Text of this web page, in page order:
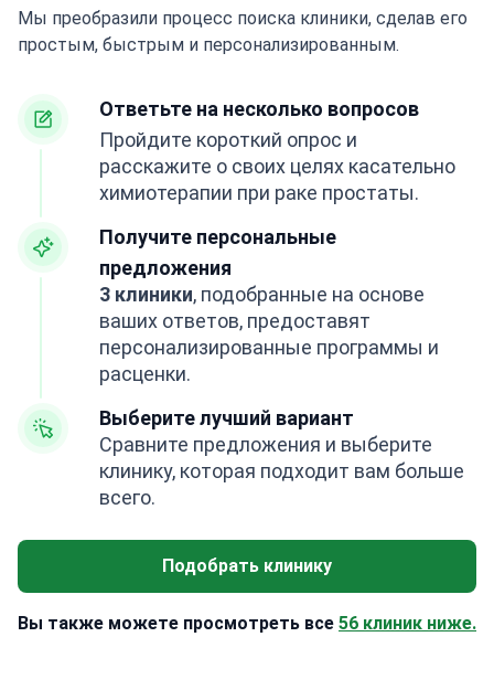
Мы преобразили процесс поиска клиники, сделав его
простым, быстрым и персонализированным.
Ответьте на несколько вопросов
Пройдите короткий опрос и
расскажите о своих целях касательно
химиотерапии при раке простаты.
Получите персональные
предложения
3 клиники, подобранные на основе
ваших ответов, предоставят
персонализированные программы и
расценки.
Выберите лучший вариант
Сравните предложения и выберите
клинику, которая подходит вам больше
всего.
Подобрать клинику
Вы также можете просмотреть все 56 клиник ниже.